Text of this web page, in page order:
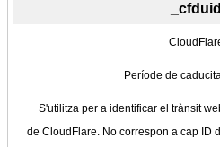
_cfduid
Període de
S'utilitza per a identificar el trànsit
de CloudFlare. No correspon a cap ID